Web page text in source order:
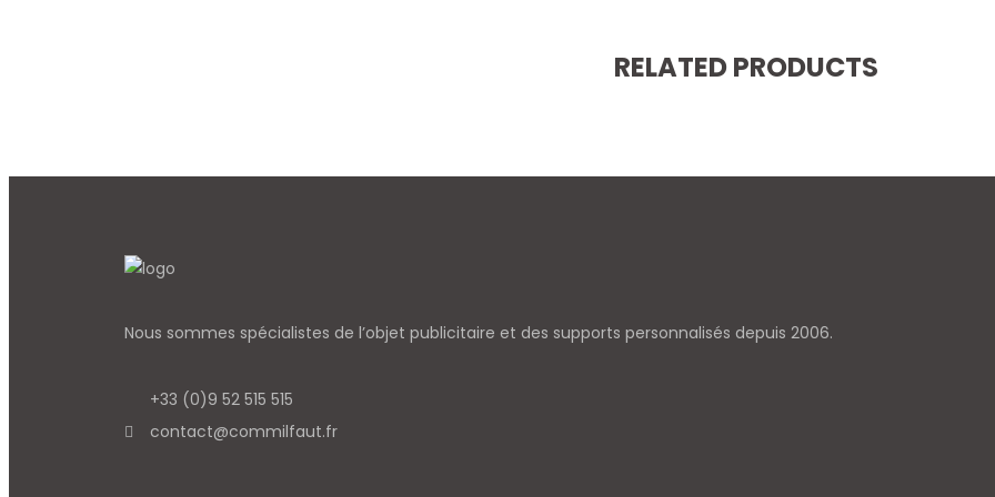
RELATED PRODUCTS
Nous sommes spécialistes de l’objet publicitaire et des supports personnalisés depuis 2006.
+33 (0)9 52 515 515
contact@commilfaut.fr